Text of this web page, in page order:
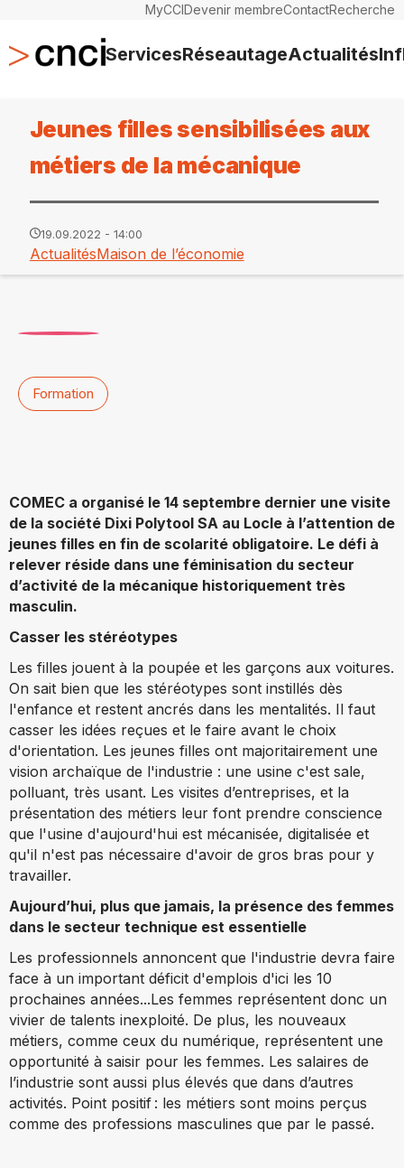
MyCCIDevenir membreContactRecherche
ServicesRéseautageActualités
Jeunes filles sensibilisées aux
métiers de la mécanique
19.09.2022 - 14:00
ActualitésMaison de l’économie
Formation
COMEC a organisé le 14 septembre dernier une visite
de la société Dixi Polytool SA au Locle à l’attention de
jeunes filles en fin de scolarité obligatoire. Le défi à
relever réside dans une féminisation du secteur
d’activité de la mécanique historiquement très
masculin.
Casser les stéréotypes
Les filles jouent à la poupée et les garçons aux voitures.
On sait bien que les stéréotypes sont instillés dès
l'enfance et restent ancrés dans les mentalités. Il faut
casser les idées reçues et le faire avant le choix
d'orientation. Les jeunes filles ont majoritairement une
vision archaïque de l'industrie : une usine c'est sale,
polluant, très usant. Les visites d’entreprises, et la
présentation des métiers leur font prendre conscience
que l'usine d'aujourd'hui est mécanisée, digitalisée et
qu'il n'est pas nécessaire d'avoir de gros bras pour y
travailler.
Aujourd’hui, plus que jamais, la présence des femmes
dans le secteur technique est essentielle
Les professionnels annoncent que l'industrie devra faire
face à un important déficit d'emplois d'ici les 10
prochaines années...Les femmes représentent donc un
vivier de talents inexploité. De plus, les nouveaux
métiers, comme ceux du numérique, représentent une
opportunité à saisir pour les femmes. Les salaires de
l’industrie sont aussi plus élevés que dans d’autres
activités. Point positif : les métiers sont moins perçus
comme des professions masculines que par le passé.